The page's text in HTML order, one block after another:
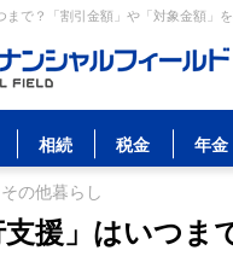
まで？「割引金額」や「対象金額」
相続 税金 年金
その他暮らし
支援」はいつま